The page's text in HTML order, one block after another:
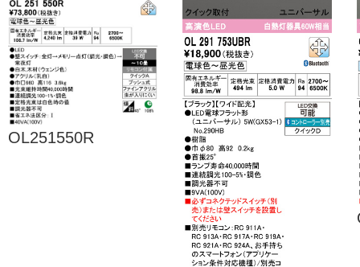
OL251550R